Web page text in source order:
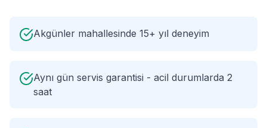
Akgünler mahallesinde 15+ yıl deneyim
Aynı gün servis garantisi - acil durumlarda 2
saat